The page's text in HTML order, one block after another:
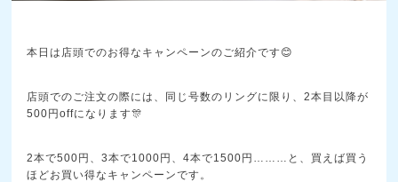
本日は店頭でのお得なキャンペーンのご紹介です😊
店頭でのご注文の際には、同じ号数のリングに限り、2本目以降が
500円offになります🎊
2本で500円、3本で1000円、4本で1500円………と、買えば買う
ほどお買い得なキャンペーンです。